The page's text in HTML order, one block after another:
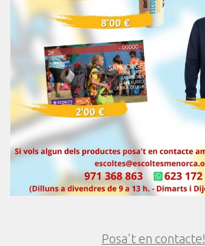
Posa't en contacte!